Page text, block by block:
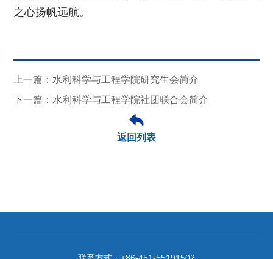
之心扬帆远航。
上一篇：水利科学与工程学院研究生会简介
下一篇：水利科学与工程学院社团联合会简介
返回列表